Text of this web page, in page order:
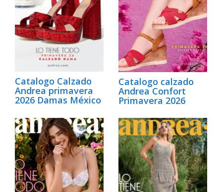
Catalogo Calzado
Andrea primavera
2026 Damas México
Catalogo calzado
Andrea Confort
Primavera 2026